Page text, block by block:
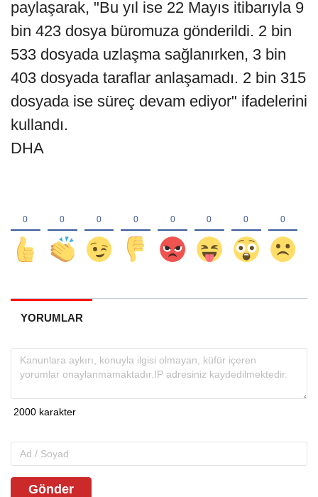
paylaşarak, "Bu yıl ise 22 Mayıs itibarıyla 9
bin 423 dosya büromuza gönderildi. 2 bin
533 dosyada uzlaşma sağlanırken, 3 bin
403 dosyada taraflar anlaşamadı. 2 bin 315
dosyada ise süreç devam ediyor" ifadelerini
kullandı.
DHA
YORUMLAR
Gönder